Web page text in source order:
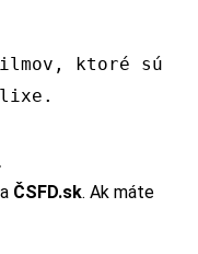
ktoré sú
ČSFD.sk. Ak máte